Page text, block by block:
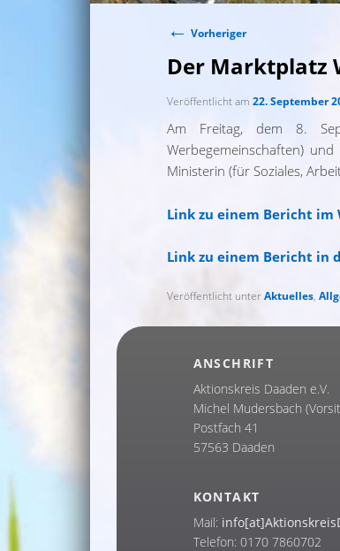
Beitragsnavigation
← Vorheriger
Der Marktplatz
Veröffentlicht am 22. September
Am Freitag, dem 8.
Werbegemeinschaften)
Ministerin (für Soziales,
Link zu einem Bericht im
Link zu einem Bericht in
Veröffentlicht unterAktuelles,
ANSCHRIFT
Aktionskreis Daaden e.V.
Michel Mudersbach
Postfach 41
57563 Daaden
KONTAKT
Mail:
Telefon: 0170 7860702